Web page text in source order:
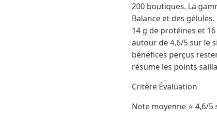
200 boutiques. La
Balance et des
14 g de protéines et
autour de 4,6/5 sur le
bénéfices perçus
résume les points
Critère Évaluation
Note moyenne ⭐ 4,6/